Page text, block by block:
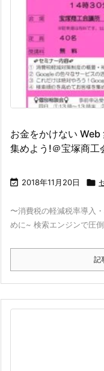
お金をかけない
集めよう!＠宝塚商工
 2018年11月20日 
〜消費税の軽減税率導入
めに~ 検索エンジンで圧
記